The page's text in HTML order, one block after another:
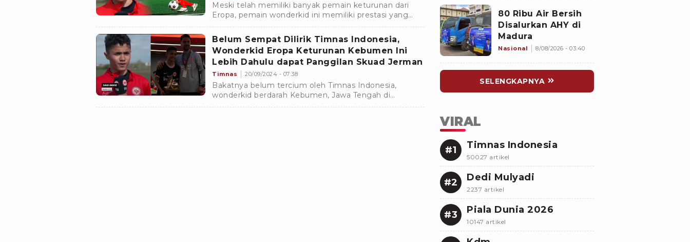
Meski telah memiliki banyak pemain keturunan dari
Eropa, pemain wonderkid ini memiliki prestasi yang
gemilang, namun belum pernah dilirik oleh Timnas
Indonesia
Belum Sempat Dilirik Timnas Indonesia,
Wonderkid Eropa Keturunan Kebumen Ini
Lebih Dahulu dapat Panggilan Skuad Jerman
Timnas 20/09/2024 - 07:38
Bakatnya belum tercium oleh Timnas Indonesia,
wonderkid berdarah Kebumen, Jawa Tengah di
Bundesliga ini akhirnya mendapat panggilan pertama
Ditemukan
80 Ribu Air Bersih
Disalurkan AHY di
Madura
Nasional 8/08/2026 - 03:40
SELENGKAPNYA
VIRAL
#1 Timnas Indonesia
50027 artikel
#2 Dedi Mulyadi
2237 artikel
#3 Piala Dunia 2026
10147 artikel